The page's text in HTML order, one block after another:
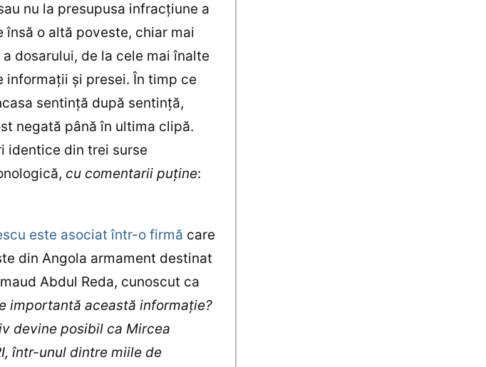
nu la presupusa infracţiune a
o altă poveste, chiar mai
dosarului, de la cele mai înalte
şi presei. În timp ce
sentinţă după sentinţă,
negată până în ultima clipă.
identice din trei surse
cu comentarii puţine:
este asociat într-o firmă care
din Angola armament destinat
Abdul Reda, cunoscut ca
importantă această informaţie?
devine posibil ca Mircea
într-unul dintre miile de